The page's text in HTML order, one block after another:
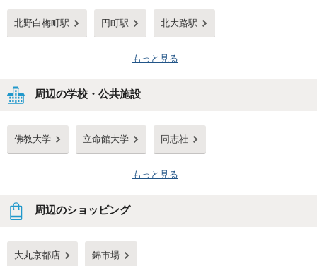
北野白梅町駅 円町駅 北大路駅
もっと見る
周辺の学校・公共施設
佛教大学 立命館大学 同志社
もっと見る
周辺のショッピング
大丸京都店 錦市場